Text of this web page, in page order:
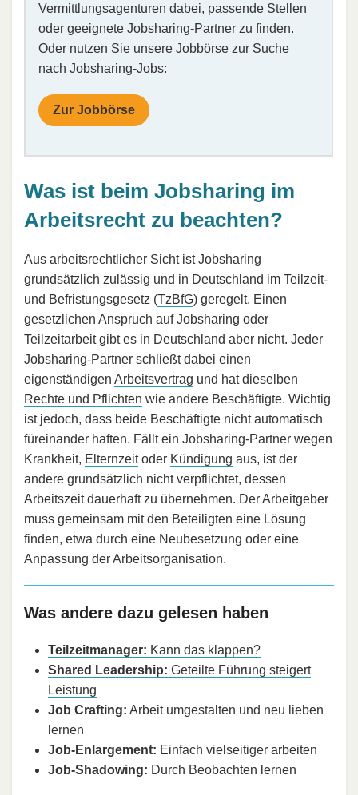
Vermittlungsagenturen dabei, passende Stellen
oder geeignete Jobsharing-Partner zu finden.
Oder nutzen Sie unsere Jobbörse zur Suche
nach Jobsharing-Jobs:
Zur Jobbörse
Was ist beim Jobsharing im
Arbeitsrecht zu beachten?
Aus arbeitsrechtlicher Sicht ist Jobsharing
grundsätzlich zulässig und in Deutschland im Teilzeit-
und Befristungsgesetz (TzBfG) geregelt. Einen
gesetzlichen Anspruch auf Jobsharing oder
Teilzeitarbeit gibt es in Deutschland aber nicht. Jeder
Jobsharing-Partner schließt dabei einen
eigenständigen Arbeitsvertrag und hat dieselben
Rechte und Pflichten wie andere Beschäftigte. Wichtig
ist jedoch, dass beide Beschäftigte nicht automatisch
füreinander haften. Fällt ein Jobsharing-Partner wegen
Krankheit, Elternzeitoder Kündigung aus, ist der
andere grundsätzlich nicht verpflichtet, dessen
Arbeitszeit dauerhaft zu übernehmen. Der Arbeitgeber
muss gemeinsam mit den Beteiligten eine Lösung
finden, etwa durch eine Neubesetzung oder eine
Anpassung der Arbeitsorganisation.
Was andere dazu gelesen haben
Teilzeitmanager: Kann das klappen?
Shared Leadership: Geteilte Führung steigert
Leistung
Job Crafting: Arbeit umgestalten und neu lieben
lernen
Job-Enlargement: Einfach vielseitiger arbeiten
Job-Shadowing: Durch Beobachten lernen